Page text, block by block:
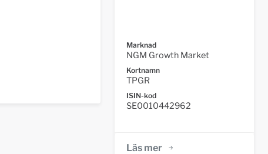
Marknad
NGM Growth Market
Kortnamn
TPGR
ISIN-kod
SE0010442962
Läs mer